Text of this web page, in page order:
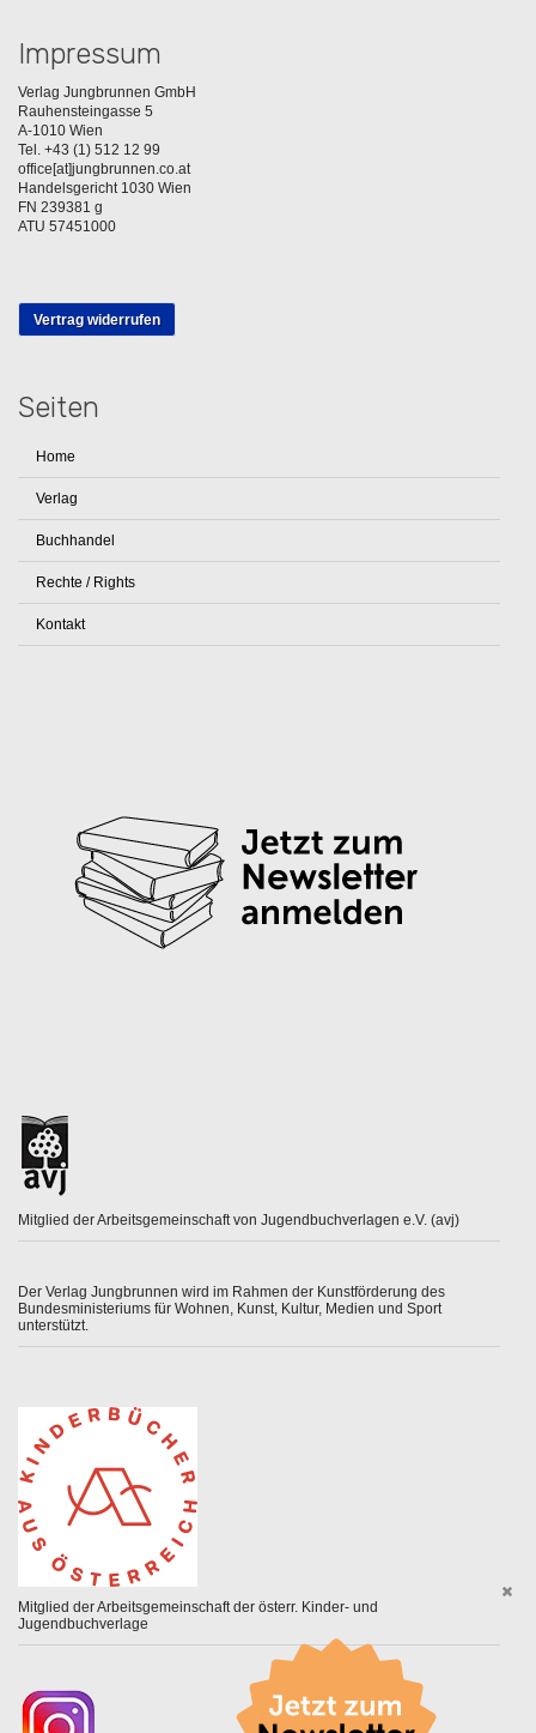
Impressum
Verlag Jungbrunnen GmbH
Rauhensteingasse 5
A-1010 Wien
Tel. +43 (1) 512 12 99
office[at]jungbrunnen.co.at
Handelsgericht 1030 Wien
FN 239381 g
ATU 57451000
Vertrag widerrufen
Seiten
Home
Verlag
Buchhandel
Rechte / Rights
Kontakt
Mitglied der Arbeitsgemeinschaft von Jugendbuchverlagen e.V. (avj)
Der Verlag Jungbrunnen wird im Rahmen der Kunstförderung des
Bundesministeriums für Wohnen, Kunst, Kultur, Medien und Sport
unterstützt.
Mitglied der Arbeitsgemeinschaft der österr. Kinder- und
Jugendbuchverlage